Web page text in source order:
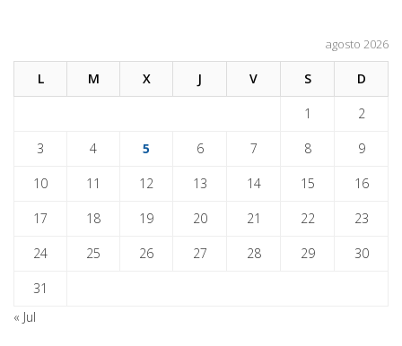
agosto 2026
L M X J V S D
1 2
3 4 5 6 7 8 9
10 11 12 13 14 15 16
17 18 19 20 21 22 23
24 25 26 27 28 29 30
31
« Jul